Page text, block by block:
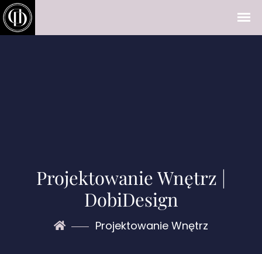
Projektowanie Wnętrz |
DobiDesign
Projektowanie Wnętrz